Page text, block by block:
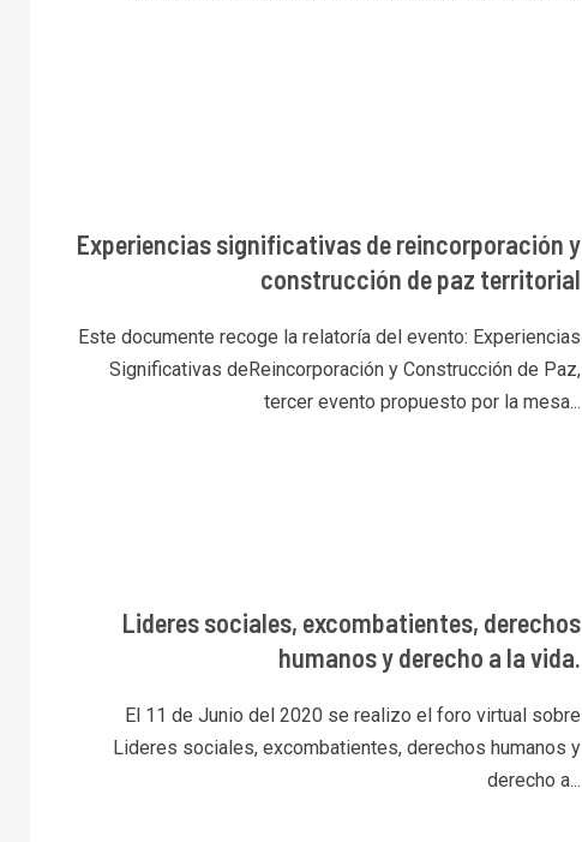
Experiencias significativas de reincorporación y
construcción de paz territorial
Este documente recoge la relatoría del evento: Experiencias
Significativas deReincorporación y Construcción de Paz,
tercer evento propuesto por la mesa...
Lideres sociales, excombatientes, derechos
humanos y derecho a la vida.
El 11 de Junio del 2020 se realizo el foro virtual sobre
Lideres sociales, excombatientes, derechos humanos y
derecho a...